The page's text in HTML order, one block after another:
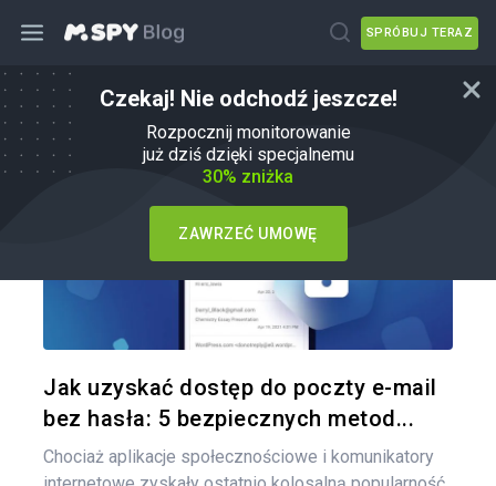
SPRÓBUJ TERAZ
Czekaj! Nie odchodź jeszcze!
Rozpocznij monitorowanie
już dziś dzięki specjalnemu
30% zniżka
ZAWRZEĆ UMOWĘ
Jak
Jak uzyskać dostęp do poczty e-mail
bez hasła: 5 bezpiecznych metod...
Chociaż aplikacje społecznościowe i komunikatory